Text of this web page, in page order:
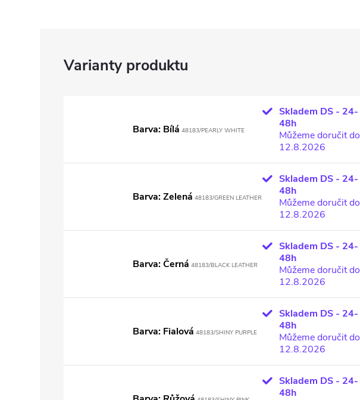
Barva: Bílá 48183/PEARLY WHITE
Skladem DS - 24-
48h
Můžeme doručit do
12.8.2026
Barva: Zelená 48183/GREEN LEATHER
Skladem DS - 24-
48h
Můžeme doručit do
12.8.2026
Barva: Černá 48183/BLACK LEATHER
Skladem DS - 24-
48h
Můžeme doručit do
12.8.2026
Barva: Fialová 48183/SHINY PURPLE
Skladem DS - 24-
48h
Můžeme doručit do
12.8.2026
Skladem DS - 24-
48h